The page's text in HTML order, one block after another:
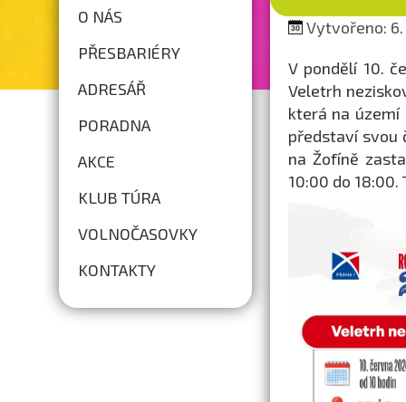
O NÁS
PŘESBARIÉRY
ADRESÁŘ
PORADNA
AKCE
KLUB TÚRA
VOLNOČASOVKY
KONTAKTY
Vytvořeno: 6.
V pondělí 10.
Veletrh
která na území
představí svou
na Žofíně
10:00 do 18:00.